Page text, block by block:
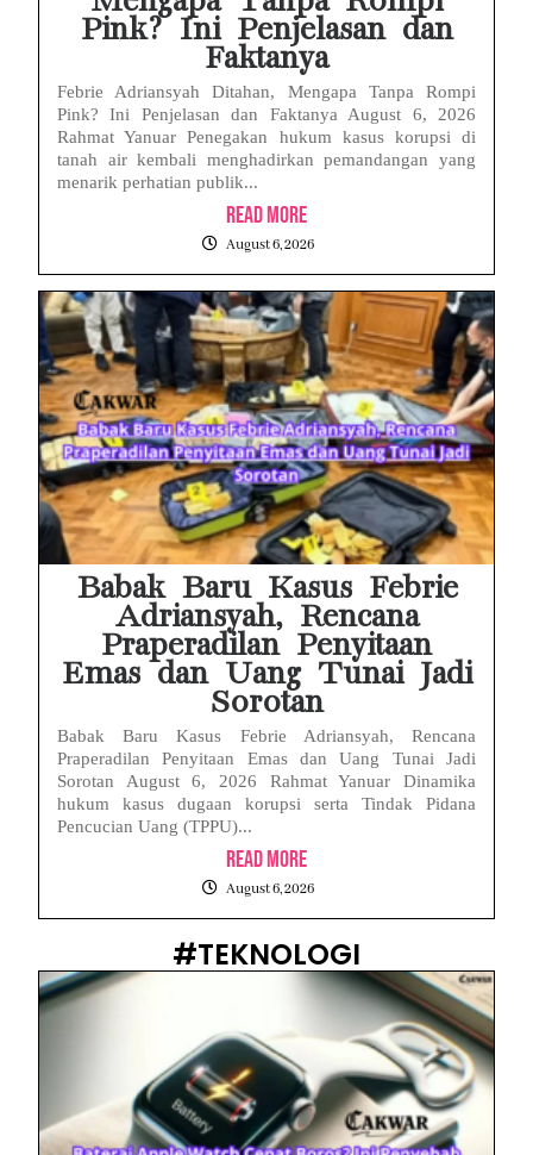
Pink? Ini Penjelasan dan
Faktanya
Febrie Adriansyah Ditahan, Mengapa Tanpa Rompi
Pink? Ini Penjelasan dan Faktanya August 6, 2026
Rahmat Yanuar Penegakan hukum kasus korupsi di
tanah air kembali menghadirkan pemandangan yang
menarik perhatian publik...
Read More
August 6, 2026
Babak Baru Kasus Febrie
Adriansyah, Rencana
Praperadilan Penyitaan
Emas dan Uang Tunai Jadi
Sorotan
Babak Baru Kasus Febrie Adriansyah, Rencana
Praperadilan Penyitaan Emas dan Uang Tunai Jadi
Sorotan August 6, 2026 Rahmat Yanuar Dinamika
hukum kasus dugaan korupsi serta Tindak Pidana
Pencucian Uang (TPPU)...
Read More
August 6, 2026
#TEKNOLOGI